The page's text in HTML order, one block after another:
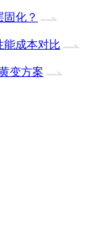
化？
能成本对比
变方案